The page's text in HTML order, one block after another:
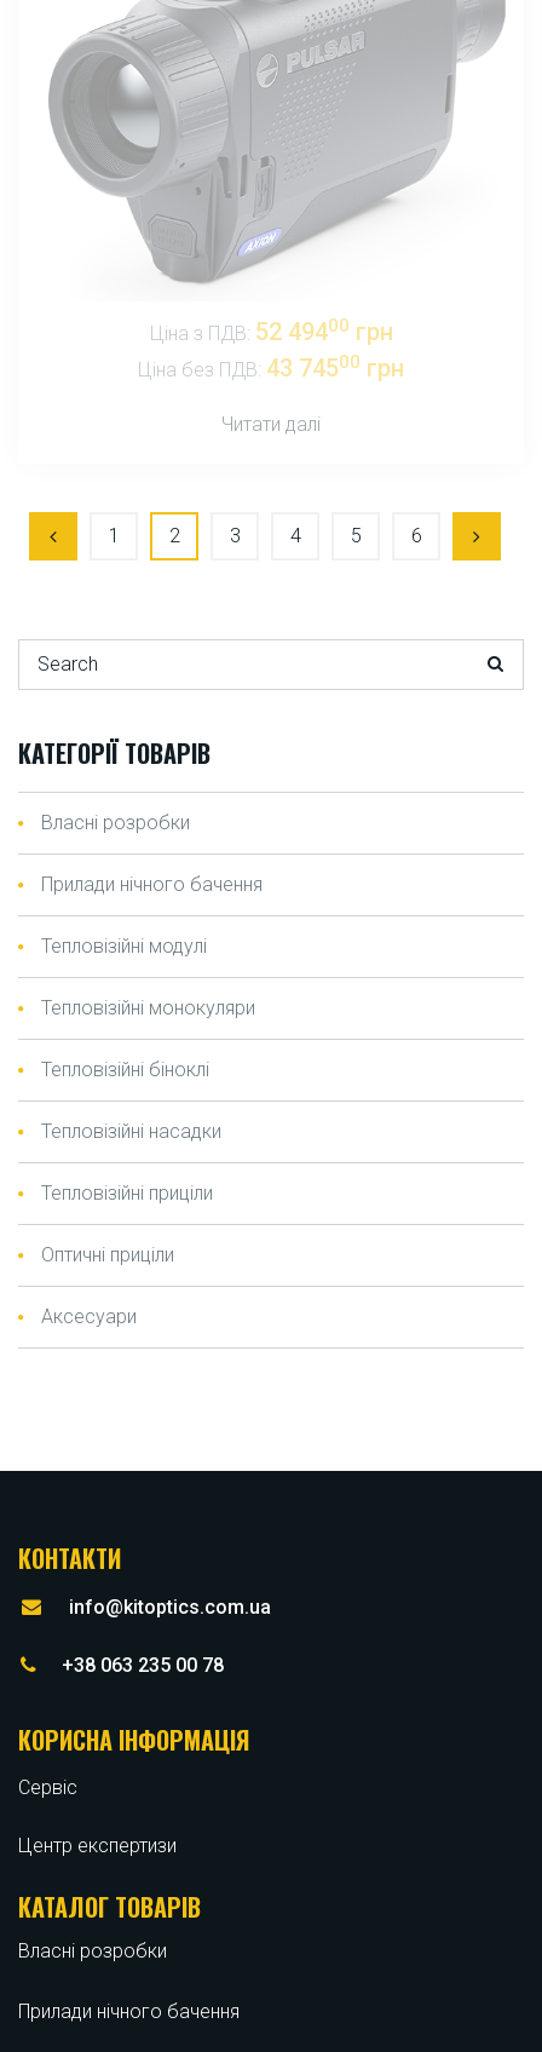
Ціна з ПДВ: 52 49400 грн
Ціна без ПДВ: 43 74500 грн
Читати далі
1 2 3 4 5 6
Search for:
КАТЕГОРІЇ ТОВАРІВ
Власні розробки
Прилади нічного бачення
Тепловізійні модулі
Тепловізійні монокуляри
Тепловізійні біноклі
Тепловізійні насадки
Тепловізійні приціли
Оптичні приціли
Аксесуари
КОНТАКТИ
info@kitoptics.com.ua
+38 063 235 00 78
КОРИСНА ІНФОРМАЦІЯ
Сервіс
Центр експертизи
КАТАЛОГ ТОВАРІВ
Власні розробки
Прилади нічного бачення